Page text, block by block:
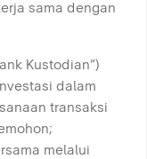
sama dengan
Kustodian”)
dalam
transaksi
melalui